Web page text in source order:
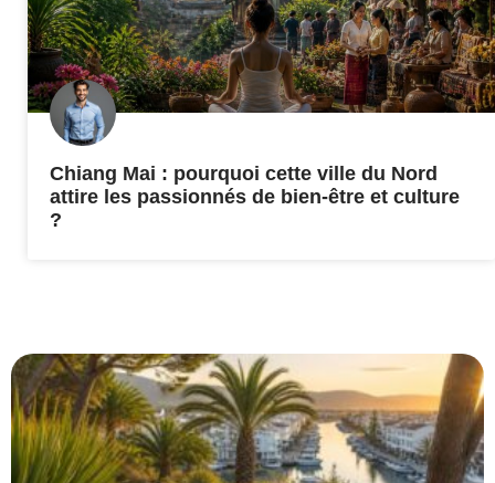
Chiang Mai : pourquoi cette ville du Nord
attire les passionnés de bien-être et culture
?